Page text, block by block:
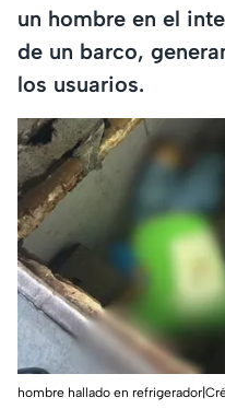
un hombre en el
de un barco,
los usuarios.
hombre hallado en